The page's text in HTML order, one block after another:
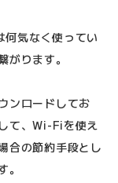
気なく使ってい
ります。
ンロードしてお
て、Wi-Fiを使え
合の節約手段とし